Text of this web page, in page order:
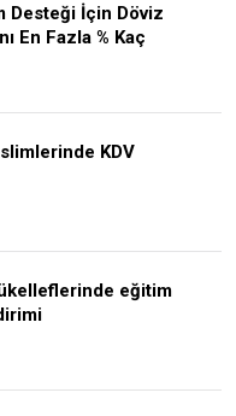
Desteği İçin Döviz
En Fazla % Kaç
KDV
eğitim